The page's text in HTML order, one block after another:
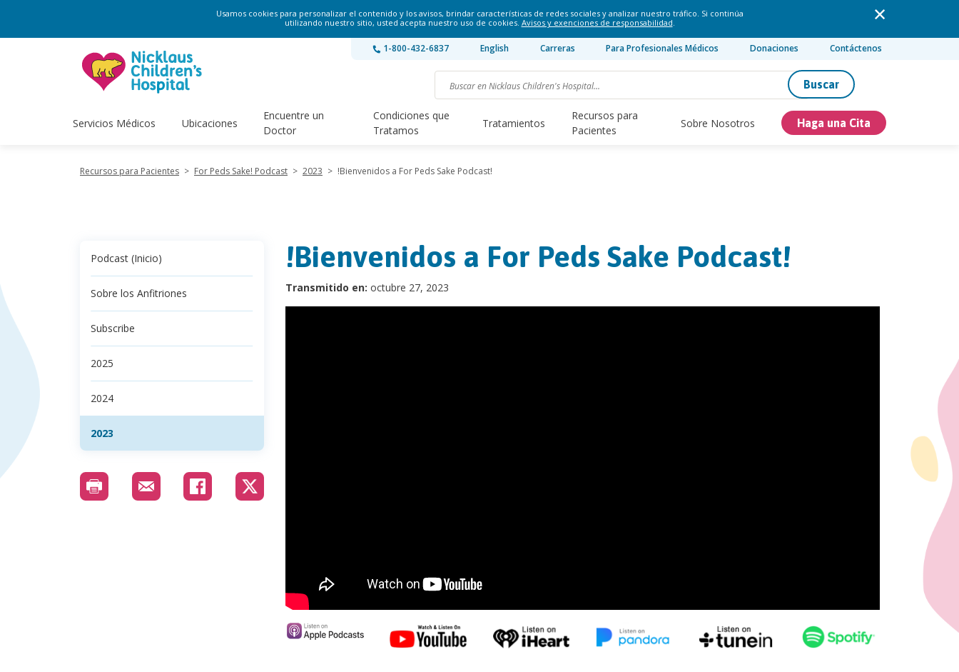
Usamos cookies para personalizar el contenido y los avisos, brindar características de redes sociales y analizar nuestro tráfico. Si continúa
utilizando nuestro sitio, usted acepta nuestro uso de cookies. Avisos y exenciones de responsabilidad.
1-800-432-6837 English Carreras Para Profesionales Médicos Donaciones Contáctenos
Buscar
Servicios Médicos Ubicaciones
Encuentre un
Doctor
Condiciones que
Tratamos
Tratamientos
Recursos para
Pacientes
Sobre Nosotros Haga una Cita
Recursos para Pacientes > For Peds Sake! Podcast > 2023 > !Bienvenidos a For Peds Sake Podcast!
Podcast (Inicio)
Sobre los Anfitriones
Subscribe
2025
2024
2023
!Bienvenidos a For Peds Sake Podcast!
Transmitido en: octubre 27, 2023